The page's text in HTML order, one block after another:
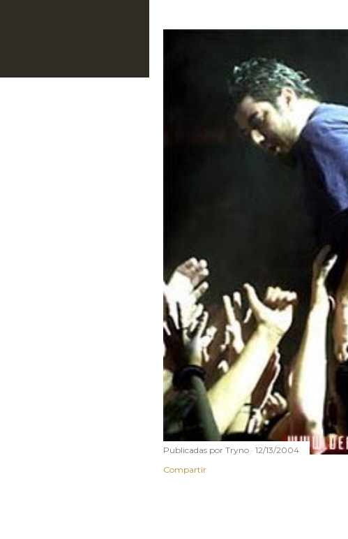
Publicadas por Tryno 12/13/2004
Compartir